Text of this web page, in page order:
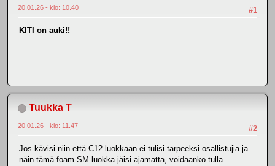
#1
20.01.26 - klo: 10.40
KITI on auki!!
Tuukka T
#2
20.01.26 - klo: 11.47
Jos kävisi niin että C12 luokkaan ei tulisi tarpeeksi osallistujia ja
näin tämä foam-SM-luokka jäisi ajamatta, voidaanko tulla